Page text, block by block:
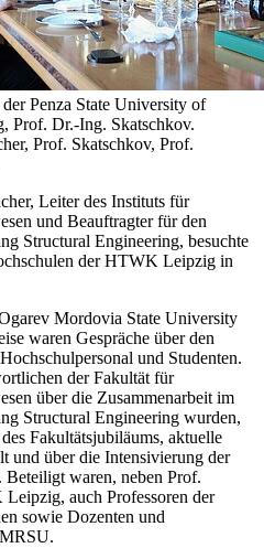
Penza State University of
Prof. Dr.-Ing. Skatschkov.
Prof. Skatschkov, Prof.
Leiter des Instituts für
und Beauftragter für den
Structural Engineering, besuchte
der HTWK Leipzig in
Mordovia State University
waren Gespräche über den
und Studenten.
der Fakultät für
über die Zusammenarbeit im
Structural Engineering wurden,
Fakultätsjubiläums, aktuelle
und über die Intensivierung der
Beteiligt waren, neben Prof.
auch Professoren der
sowie Dozenten und